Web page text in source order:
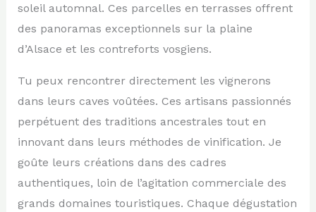
soleil automnal. Ces parcelles en terrasses offrent
des panoramas exceptionnels sur la plaine
d’Alsace et les contreforts vosgiens.
Tu peux rencontrer directement les vignerons
dans leurs caves voûtées. Ces artisans passionnés
perpétuent des traditions ancestrales tout en
innovant dans leurs méthodes de vinification. Je
goûte leurs créations dans des cadres
authentiques, loin de l’agitation commerciale des
grands domaines touristiques. Chaque dégustation